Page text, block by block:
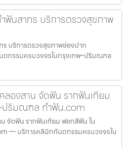
ฟันสาทร บริการตรวจสุขภาพ
บริการตรวจสุขภาพช่องปาก
กรรมครบวงจรในกรุงเทพ–ปริมณฑล:
ลองสาน จัดฟัน รากฟันเทียม
ปริมณฑล ทำฟัน.com
จัดฟัน รากฟันเทียม ฟอกสีฟัน ใน
— บริการคลินิกทันตกรรมครบวงจรใน